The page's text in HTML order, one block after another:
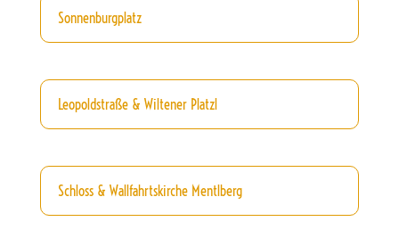
Sonnenburgplatz
Leopoldstraße & Wiltener Platzl
Schloss & Wallfahrtskirche Mentlberg